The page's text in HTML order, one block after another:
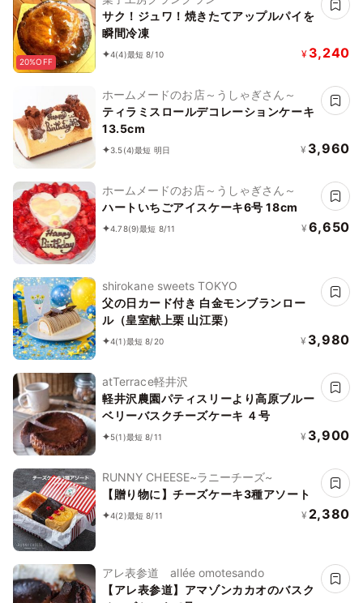
20%OFF
サク！ジュワ！焼きたてアップルパイを
瞬間冷凍
4(4)最短 8/10 ¥ 3,240
ホームメードのお店～うしゃぎさん～
ティラミスロールデコレーションケーキ
13.5cm
3.5(4)最短 明日 ¥ 3,960
ホームメードのお店～うしゃぎさん～
ハートいちごアイスケーキ6号 18cm
4.78(9)最短 8/11 ¥ 6,650
shirokane sweets TOKYO
父の日カード付き 白金モンブランロー
ル（皇室献上栗 山江栗）
4(1)最短 8/20 ¥ 3,980
atTerrace軽井沢
軽井沢農園パティスリーより高原ブルー
ベリーバスクチーズケーキ ４号
5(1)最短 8/11 ¥ 3,900
RUNNY CHEESE~ラニーチーズ~
【贈り物に】チーズケーキ3種アソート
4(2)最短 8/11 ¥ 2,380
アレ表参道 allée omotesando
【アレ表参道】アマゾンカカオのバスク